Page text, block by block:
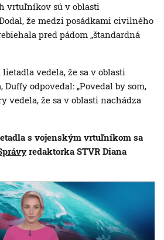
vrtuľníkov sú v oblasti
že medzi posádkami civilného
pred pádom „štandardná
vedela, že sa v oblasti
odpovedal: „Povedal by som,
vedela, že sa v oblasti nachádza
s vojenským vrtuľníkom sa
redaktorka STVR Diana